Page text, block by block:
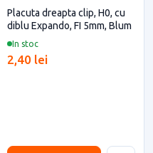
In stoc
Placuta dreapta clip, H0, cu
diblu Expando, FI 5mm, Blum
2,40 lei